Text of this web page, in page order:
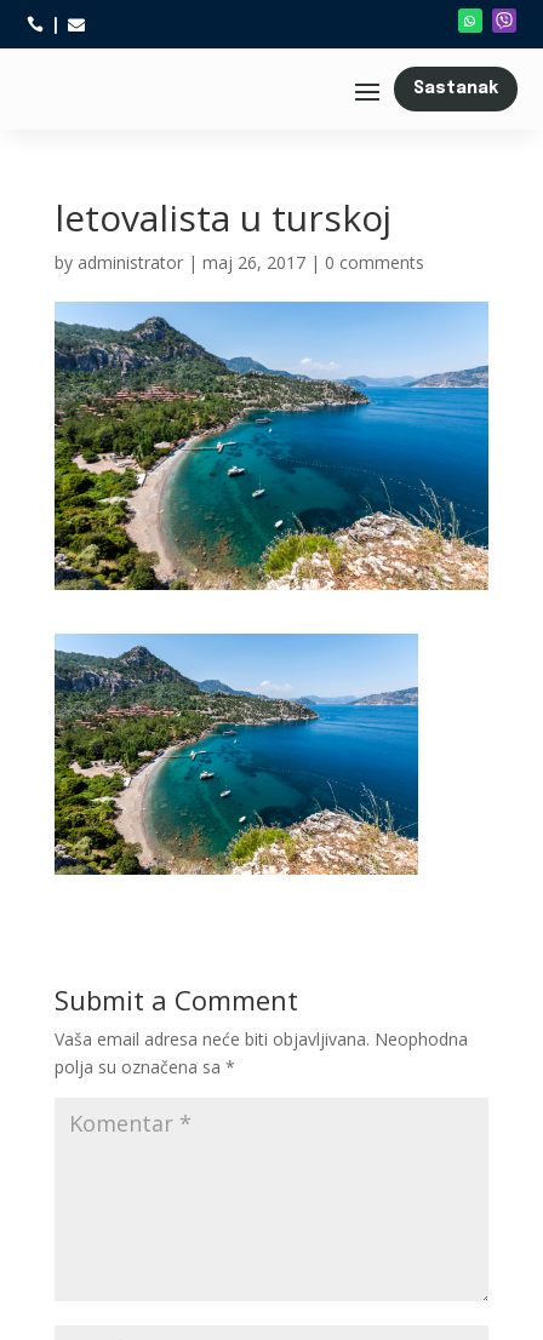
 
Sastanak
letovalista u turskoj
by administrator| maj 26, 2017| 0 comments
Submit a Comment
Vaša email adresa neće biti objavljivana. Neophodna
polja su označena sa *